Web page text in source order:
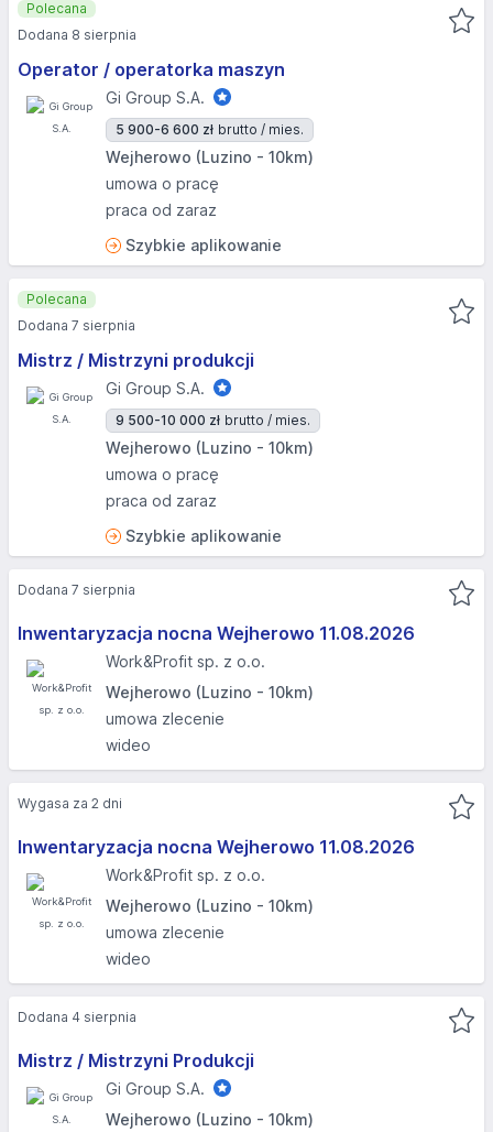
Operator / operatorka maszyn
Gi Group S.A.
5 900-6 600 zł brutto / mies.
Wejherowo (Luzino - 10km)
umowa o pracę
praca od zaraz
Szybkie aplikowanie
Polecana
Dodana 8 sierpnia
Mistrz / Mistrzyni produkcji
Gi Group S.A.
9 500-10 000 zł brutto / mies.
Wejherowo (Luzino - 10km)
umowa o pracę
praca od zaraz
Szybkie aplikowanie
Polecana
Dodana 7 sierpnia
Inwentaryzacja nocna Wejherowo 11.08.2026​
Work&Profit sp. z o.o.
Wejherowo (Luzino - 10km)
umowa zlecenie
wideo
Dodana 7 sierpnia
Inwentaryzacja nocna Wejherowo 11.08.2026​
Work&Profit sp. z o.o.
Wejherowo (Luzino - 10km)
umowa zlecenie
wideo
Wygasa za 2 dni
Mistrz / Mistrzyni Produkcji
Gi Group S.A.
Wejherowo (Luzino - 10km)
Dodana 4 sierpnia